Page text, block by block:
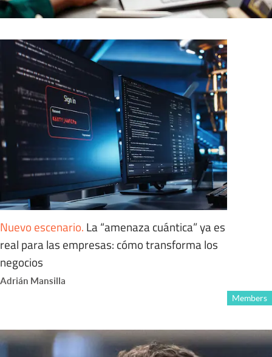
Nuevo escenario. La “amenaza cuántica” ya es
real para las empresas: cómo transforma los
negocios
Adrián Mansilla
Members